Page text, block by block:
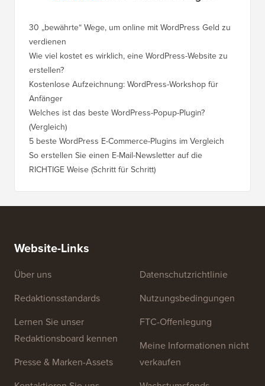
30 „bewährte“ Wege, um online mit WordPress Geld zu
verdienen
Wie viel kostet es wirklich, eine WordPress-Website zu
erstellen?
Kostenlose Aufzeichnung: WordPress-Workshop für
Anfänger
Welches ist das beste WordPress-Popup-Plugin?
(Vergleich)
5 beste WordPress E-Commerce-Plugins im Vergleich
So erstellen Sie einen E-Mail-Newsletter auf die
RICHTIGE Weise (Schritt für Schritt)
Website-Links
Über uns
Redaktionsstandards
Lernen Sie unser
Redaktionsboard kennen
Presse & Marken-Assets
Datenschutzrichtlinie
Nutzungsbedingungen
FTC-Offenlegung
Meine Informationen nicht
verkaufen